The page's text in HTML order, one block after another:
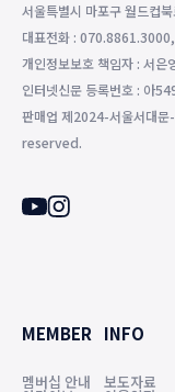
서울특별시 마포구 월드컵
대표전화 :
개인정보보호 책임자 : 서은
인터넷신문 등록번호 : 아
판매업 제2024-서울서대
reserved.
MEMBER
멤버십 안내
INFO
보도자료